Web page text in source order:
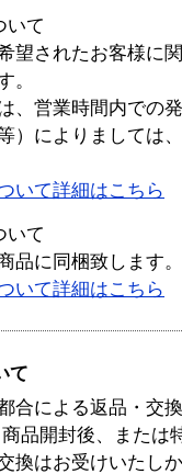
いて
望されたお客様に
。
、営業時間内での
）によりましては
いて詳細はこちら
いて
品に同梱致します。
いて詳細はこちら
て
合による返品・交
品開封後、または
換はお受けいたし